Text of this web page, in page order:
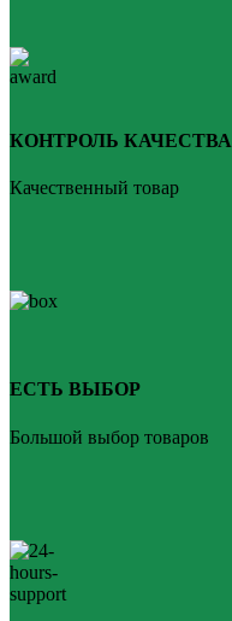
КОНТРОЛЬ КАЧЕСТВА
Качественный товар
ЕСТЬ ВЫБОР
Большой выбор товаров